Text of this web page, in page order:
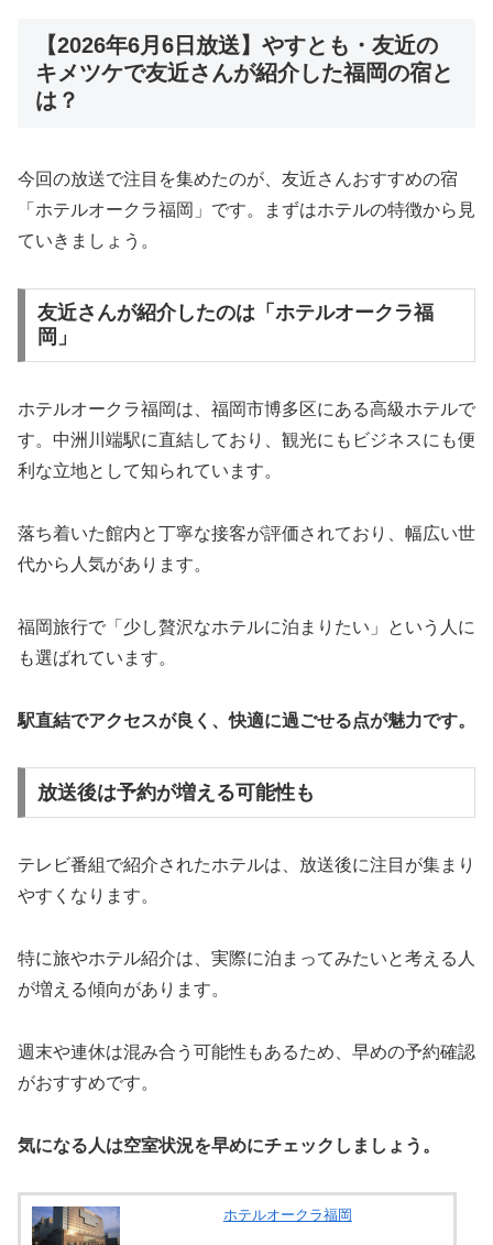
【2026年6月6日放送】やすとも・友近の
キメツケで友近さんが紹介した福岡の宿と
は？
今回の放送で注目を集めたのが、友近さんおすすめの宿
「ホテルオークラ福岡」です。まずはホテルの特徴から見
ていきましょう。
友近さんが紹介したのは「ホテルオークラ福
岡」
ホテルオークラ福岡は、福岡市博多区にある高級ホテルで
す。中洲川端駅に直結しており、観光にもビジネスにも便
利な立地として知られています。
落ち着いた館内と丁寧な接客が評価されており、幅広い世
代から人気があります。
福岡旅行で「少し贅沢なホテルに泊まりたい」という人に
も選ばれています。
駅直結でアクセスが良く、快適に過ごせる点が魅力です。
放送後は予約が増える可能性も
テレビ番組で紹介されたホテルは、放送後に注目が集まり
やすくなります。
特に旅やホテル紹介は、実際に泊まってみたいと考える人
が増える傾向があります。
週末や連休は混み合う可能性もあるため、早めの予約確認
がおすすめです。
気になる人は空室状況を早めにチェックしましょう。
ホテルオークラ福岡